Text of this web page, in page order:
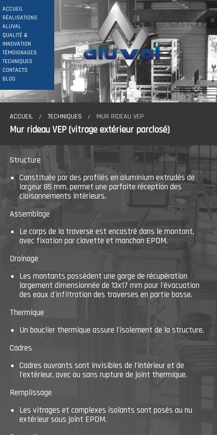
ACCUEIL
RÉALISATIONS
ALUVAL
QUALITÉ &
INNOVATION
TÉMOIGNAGES
TECHNIQUES
CONTACTS
BLOG
ACCUEIL TECHNIQUES MUR RIDEAU VEP
Mur rideau VEP (vitrage extérieur parclosé)
Structure
Constituée par des profilés en aluminium extrudés de
largeur 85 mm, permet une parfaite réception des
cloisonnements intérieurs.
Assemblage
Le corps de la traverse est encastré dans le montant,
avec fixation par clavette et manchon EPDM.
Drainage
Les montants possèdent une gorge de récupération
largement dimensionnée de 13x17 mm pour l'évacuation
des eaux d'infiltration des traverses en partie basse.
Thermique
Un bouclier thermique assure l'isolement de la structure.
Cadres
Cadres ouvrants sont invisibles de l'intérieur et de
l'extérieur, avec ou sans rupture de joint thermique.
Remplissage
Les vitrages et complexes isolants sont posés au nu
extérieur sous joint EPDM.